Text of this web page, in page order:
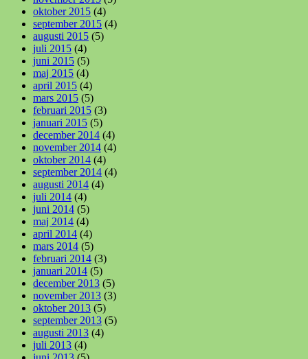
oktober 2015 (4)
september 2015 (4)
augusti 2015 (5)
juli 2015 (4)
juni 2015 (5)
maj 2015 (4)
april 2015 (4)
mars 2015 (5)
februari 2015 (3)
januari 2015 (5)
december 2014 (4)
november 2014 (4)
oktober 2014 (4)
september 2014 (4)
augusti 2014 (4)
juli 2014 (4)
juni 2014 (5)
maj 2014 (4)
april 2014 (4)
mars 2014 (5)
februari 2014 (3)
januari 2014 (5)
december 2013 (5)
november 2013 (3)
oktober 2013 (5)
september 2013 (5)
augusti 2013 (4)
juli 2013 (4)